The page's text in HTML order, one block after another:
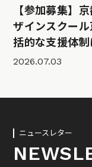
【参加募集】
ザインスクー
括的な支援体制
2026.07.03
ニュースレター